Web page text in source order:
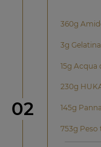
Step
02
360g
3g
15g Acqua
230g
145g
753g Peso